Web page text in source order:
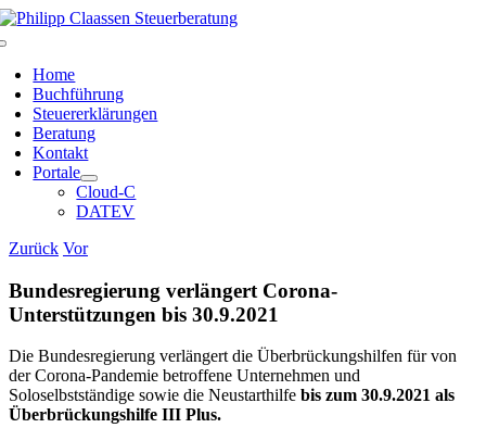
Zum
Home
Buchführung
Steuererklärungen
Beratung
Kontakt
Portale
Cloud-C
DATEV
Zurück Vor
Bundesregierung verlängert Corona-
Unterstützungen bis 30.9.2021
Die Bundesregierung verlängert die Überbrückungshilfen für von
der Corona-Pandemie betroffene Unternehmen und
Soloselbstständige sowie die Neustarthilfe bis zum 30.9.2021 als
Überbrückungshilfe III Plus.